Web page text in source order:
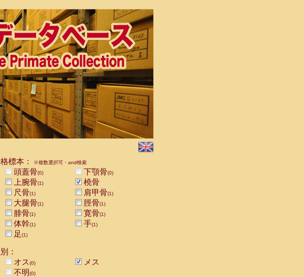
標本： ※複数選択可・and検索
頭蓋骨(0) 下顎骨(0)
上腕骨(1)
橈骨
尺骨(1) 肩甲骨(1)
大腿骨(1) 脛骨(1)
腓骨(1) 寛骨(1)
体幹(1) 手(1)
足(1)
：
オス(0)
メス
不明(0)